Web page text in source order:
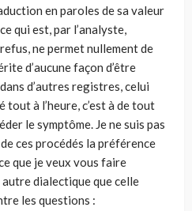
en paroles de sa valeur
qui est, par l’analyste,
ne permet nullement de
d’aucune façon d’être
d’autres registres, celui
tout à l’heure, c’est à de tout
le symptôme. Je ne suis pas
ces procédés la préférence
que je veux vous faire
autre dialectique que celle
les questions :